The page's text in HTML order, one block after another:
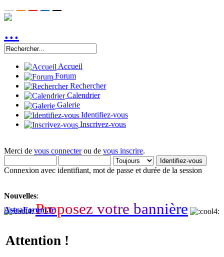
Accueil
Forum
Rechercher
Calendrier
Galerie
Identifiez-vous
Inscrivez-vous
Merci de vous connecterou de vous inscrire.
Connexion avec identifiant, mot de passe et durée de la session
Nouvelles:
Proposez votre bannière
AstraForum.fr
Attention !